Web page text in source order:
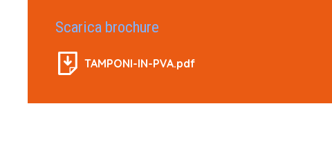
Scarica brochure
TAMPONI-IN-PVA.pdf